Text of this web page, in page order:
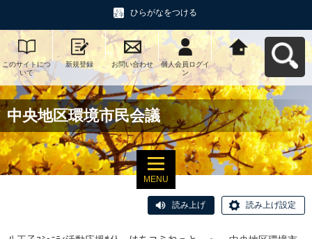
ひらがなをつける
このサイトにつ
いて
新規登録 お問い合わせ
個人会員ログイ
ン
八王子ｺﾐｭﾆﾃｨ活
動応援ｻｲﾄ はち
コミねっとへ戻
る
中央地区環境市民会議
MENU
読み上げ 読み上げ設定